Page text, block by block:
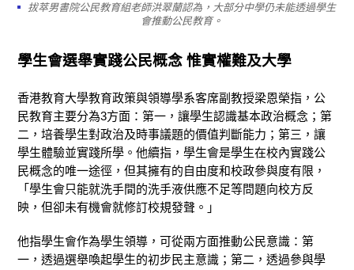
拔萃男書院公民教育組老師洪翠蘭認為，大部分中學仍未能透過學生
會推動公民教育。
學生會選舉實踐公民概念 惟實權難及大學
香港教育大學教育政策與領導學系客席副教授梁恩榮指，公
民教育主要分為3方面：第一，讓學生認識基本政治概念；第
二，培養學生對政治及時事議題的價值判斷能力；第三，讓
學生體驗並實踐所學。他續指，學生會是學生在校內實踐公
民概念的唯一途徑，但其擁有的自由度和校政參與度有限，
「學生會只能就洗手間的洗手液供應不足等問題向校方反
映，但卻未有機會就修訂校規發聲。」
他指學生會作為學生領導，可從兩方面推動公民意識：第
一，透過選舉喚起學生的初步民主意識；第二，透過參與學